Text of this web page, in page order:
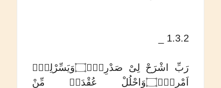
1.3.2 _
رَبِّ اشْرَحْ لِیْ صَدْرِیْۙ۝وَیَسِّرْلِیْۤ
اَمْرِیْۙ۝وَاحْلُلْ عُقْدَۃً مِّنْ